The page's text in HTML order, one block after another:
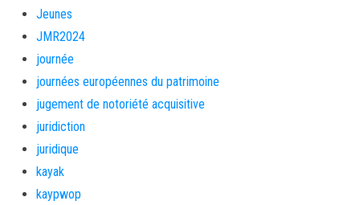
Jeunes
JMR2024
journée
journées européennes du patrimoine
jugement de notoriété acquisitive
juridiction
juridique
kayak
kaypwop